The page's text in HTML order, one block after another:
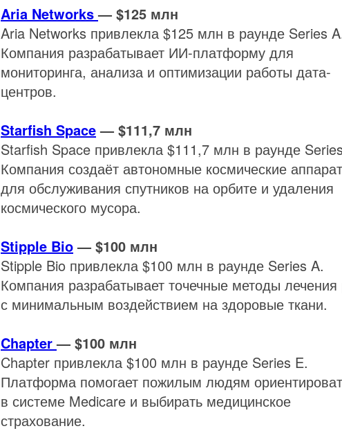
Aria Networks— $125 млн
Aria Networks привлекла $125 млн в раунде Series
Компания разрабатывает ИИ-платформу для
мониторинга, анализа и оптимизации работы дата-
центров.
Starfish Space— $111,7 млн
Starfish Space привлекла $111,7 млн в раунде
Компания создаёт автономные космические
для обслуживания спутников на орбите и удаления
космического мусора.
Stipple Bio— $100 млн
Stipple Bio привлекла $100 млн в раунде Series A.
Компания разрабатывает точечные методы лечения
с минимальным воздействием на здоровые ткани.
Chapter— $100 млн
Chapter привлекла $100 млн в раунде Series E.
Платформа помогает пожилым людям
в системе Medicare и выбирать медицинское
страхование.